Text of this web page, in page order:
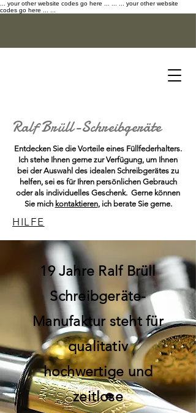
... your other website codes go here ... ...
... your other website
codes go here ... ...
Ralf Brüll-Schreibgeräte
HILFE
Entdecken Sie die Vorteile eines Füllfederhalters.
Ich stehe Ihnen gerne zur Verfügung, um Ihnen
bei der Auswahl des idealen Schreibgerätes zu
helfen, sei es für Ihren persönlichen Gebrauch
oder als individuelles Geschenk. Gerne können
Sie mich kontaktieren, ich berate Sie gerne.
19 Jahre Ralf Brüll
Schreibgeräte-
Manufaktur steht für
qualitativ
hochwertige und
zeitlose